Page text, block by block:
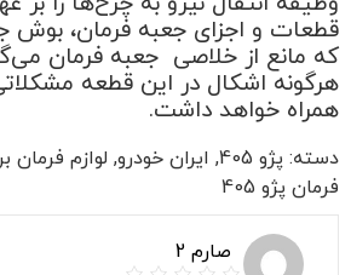
قطعات و اجزای جعبه فرمان، بوش
که مانع از خلاصی جعبه فرمان
هرگونه اشکال در این قطعه
همراه خواهد داشت.
دسته: پژو 405 , ایران خودرو, لوازم فرمان
فرمان پژو 405
صارم 2